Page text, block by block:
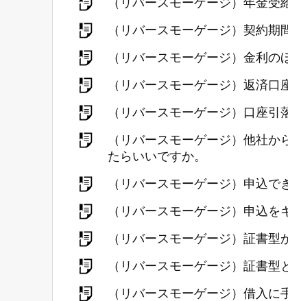
（リバースモーゲージ）契約期
（リバースモーゲージ）金利
（リバースモーゲージ）返済
（リバースモーゲージ）口座引
（リバースモーゲージ）他社
たらいいですか。
（リバースモーゲージ）申込で
（リバースモーゲージ）申込を
（リバースモーゲージ）証書
（リバースモーゲージ）証書
（リバースモーゲージ）借入に